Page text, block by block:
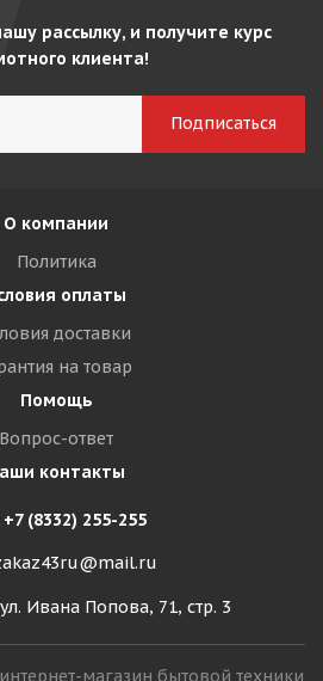
рассылку, и получите курс
клиента!
О компании
Политика
оплаты
доставки
на товар
Помощь
Вопрос-ответ
контакты
+7 (8332) 255-255
Ивана Попова, 71, стр. 3
магазин бытовой техники